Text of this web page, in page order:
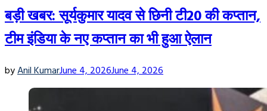
Next Article
बड़ी खबर: सूर्यकुमार यादव से छिनी टी20 की कप्तान,
टीम इंडिया के नए कप्तान का भी हुआ ऐलान
byAnil KumarJune 4, 2026June 4, 2026